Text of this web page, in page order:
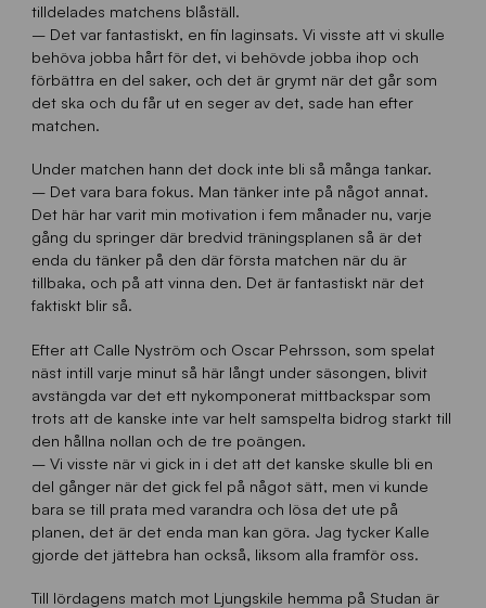
tilldelades matchens blåställ.
– Det var fantastiskt, en fin laginsats. Vi visste att vi skulle
behöva jobba hårt för det, vi behövde jobba ihop och
förbättra en del saker, och det är grymt när det går som
det ska och du får ut en seger av det, sade han efter
matchen.
Under matchen hann det dock inte bli så många tankar.
– Det vara bara fokus. Man tänker inte på något annat.
Det här har varit min motivation i fem månader nu, varje
gång du springer där bredvid träningsplanen så är det
enda du tänker på den där första matchen när du är
tillbaka, och på att vinna den. Det är fantastiskt när det
faktiskt blir så.
Efter att Calle Nyström och Oscar Pehrsson, som spelat
näst intill varje minut så här långt under säsongen, blivit
avstängda var det ett nykomponerat mittbackspar som
trots att de kanske inte var helt samspelta bidrog starkt till
den hållna nollan och de tre poängen.
– Vi visste när vi gick in i det att det kanske skulle bli en
del gånger när det gick fel på något sätt, men vi kunde
bara se till prata med varandra och lösa det ute på
planen, det är det enda man kan göra. Jag tycker Kalle
gjorde det jättebra han också, liksom alla framför oss.
Till lördagens match mot Ljungskile hemma på Studan är